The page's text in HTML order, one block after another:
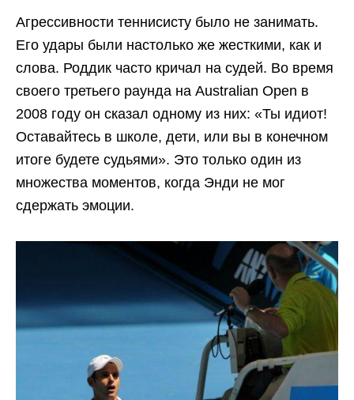
Агрессивности теннисисту было не занимать.
Его удары были настолько же жесткими, как и
слова. Роддик часто кричал на судей. Во время
своего третьего раунда на Australian Open в
2008 году он сказал одному из них: «Ты идиот!
Оставайтесь в школе, дети, или вы в конечном
итоге будете судьями». Это только один из
множества моментов, когда Энди не мог
сдержать эмоции.